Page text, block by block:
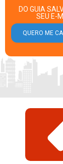
DO GUIA
SEU E-